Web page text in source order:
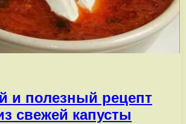
и полезный рецепт
свежей капусты